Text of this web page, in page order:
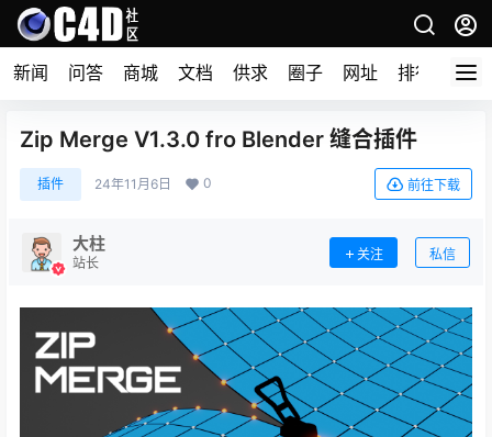
新闻 问答 商城 文档 供求 圈子 网址 排行榜
Zip Merge V1.3.0 fro Blender 缝合插件
插件 24年11月6日 0 前往下载
大柱
站长
关注 私信